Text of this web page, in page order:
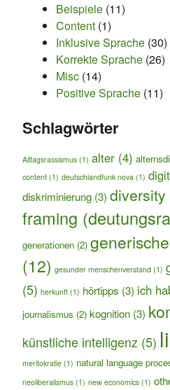
Beispiele (11)
Content (1)
Inklusive Sprache (30)
Korrekte Sprache (26)
Misc (14)
Positive Sprache (11)
Schlagwörter
Alltagsrassismus (1) alter (4)
content (1) deutschlandfunk nova (1)
diskriminierung (3) diversity
framing
generationen (2)
(12) gesunder menschenverstand (1)
(5) herkunft (1) hörtipps (3) ich
journalismus (2) kognition (3)
künstliche intelligenz (5)
meritokratie (1) natural language
neoliberalismus (1) new economics (1)